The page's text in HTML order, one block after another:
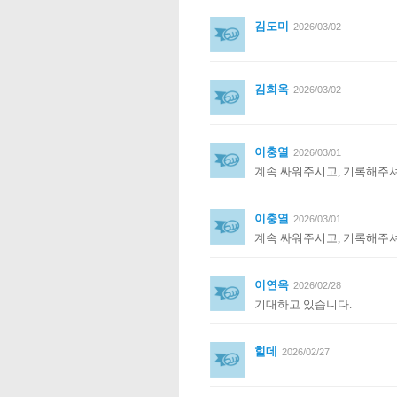
김도미 2026/03/02
김희옥 2026/03/02
이충열 2026/03/01
계속 싸워주시고, 기록해
이충열 2026/03/01
계속 싸워주시고, 기록해
이연옥 2026/02/28
기대하고 있습니다.
힐데 2026/02/27